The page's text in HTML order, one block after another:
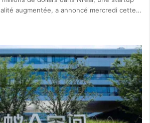
augmentée, a annoncé mercredi cette…